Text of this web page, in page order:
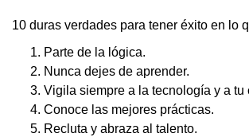
10 duras verdades para tener éxito en lo
Parte de la lógica.
Nunca dejes de aprender.
Vigila siempre a la tecnología y a tu
Conoce las mejores prácticas.
Recluta y abraza al talento.